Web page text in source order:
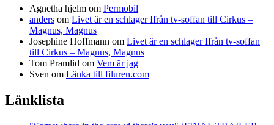
Agnetha hjelm om Permobil
anders om Livet är en schlager Ifrån tv-soffan till Cirkus –
Magnus, Magnus
Josephine Hoffmann om Livet är en schlager Ifrån tv-soffan
till Cirkus – Magnus, Magnus
Tom Pramlid om Vem är jag
Sven om Länka till filuren.com
Länklista